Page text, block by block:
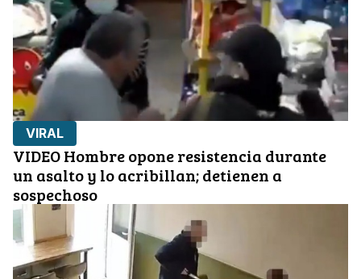
VIRAL
VIDEO Hombre opone resistencia durante
un asalto y lo acribillan; detienen a
sospechoso